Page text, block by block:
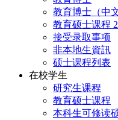
教育博士（中
教育硕士课程
接受录取事项
非本地生資訊
硕士课程列表
在校学生
研究生课程
教育硕士课程
本科生可修读